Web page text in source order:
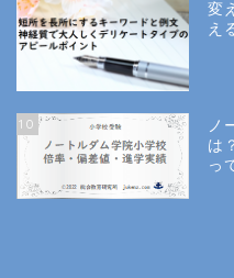
変
え
10
ノ
は
っ